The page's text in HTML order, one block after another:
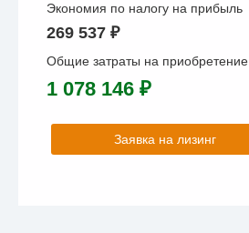
Экономия по налогу на прибыль
269 537 ₽
Общие затраты на приобретение
1 078 146 ₽
Заявка на лизинг